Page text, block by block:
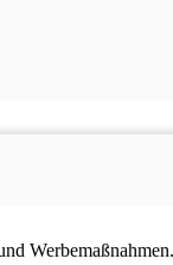
Werbemaßnahmen.